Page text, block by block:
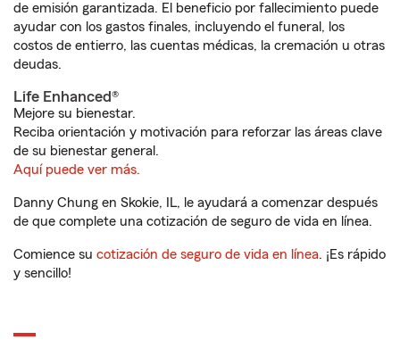
de emisión garantizada. El beneficio por fallecimiento puede
ayudar con los gastos finales, incluyendo el funeral, los
costos de entierro, las cuentas médicas, la cremación u otras
deudas.
Life Enhanced®
Mejore su bienestar.
Reciba orientación y motivación para reforzar las áreas clave
de su bienestar general.
Aquí puede ver más.
Danny Chung en Skokie, IL, le ayudará a comenzar después
de que complete una cotización de seguro de vida en línea.
Comience su cotización de seguro de vida en línea. ¡Es rápido
y sencillo!